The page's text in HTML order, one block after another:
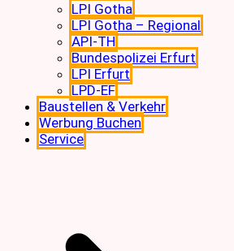
LPI Gotha
LPI Gotha – Regional
API-TH
Bundespolizei Erfurt
LPI Erfurt
LPD-EF
Baustellen & Verkehr
Werbung Buchen
Service